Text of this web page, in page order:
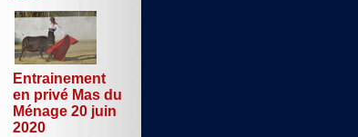
Entrainement
en privé Mas du
Ménage 20 juin
2020